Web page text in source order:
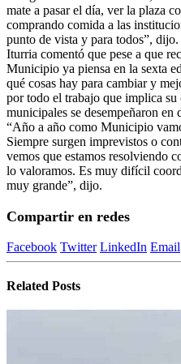
mate a pasar el día, ver la plaza
comprando comida a las
punto de vista y para todos”, dijo.
Iturria comentó que pese a que
Municipio ya piensa en la sexta
qué cosas hay para cambiar y
por todo el trabajo que implica su
municipales se desempeñaron en
“Año a año como Municipio
Siempre surgen imprevistos o
vemos que estamos resolviendo
lo valoramos. Es muy difícil
muy grande”, dijo.
Compartir en redes
Facebook Twitter LinkedIn Email
Related Posts